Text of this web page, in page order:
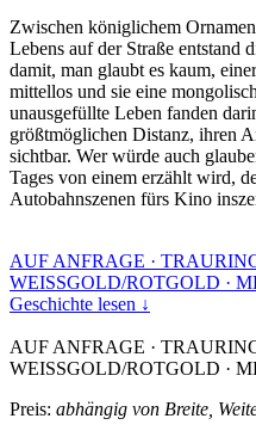
Zwischen königlichem
Lebens auf der Straße entstand
damit, man glaubt es kaum,
mittellos und sie eine
unausgefüllte Leben fanden
größtmöglichen Distanz, ihren
sichtbar. Wer würde auch
Tages von einem erzählt wird,
Autobahnszenen fürs Kino
AUF ANFRAGE ·
WEISSGOLD/ROTGOLD ·
Geschichte lesen ↓
AUF ANFRAGE ·
WEISSGOLD/ROTGOLD ·
Preis: abhängig von Breite,